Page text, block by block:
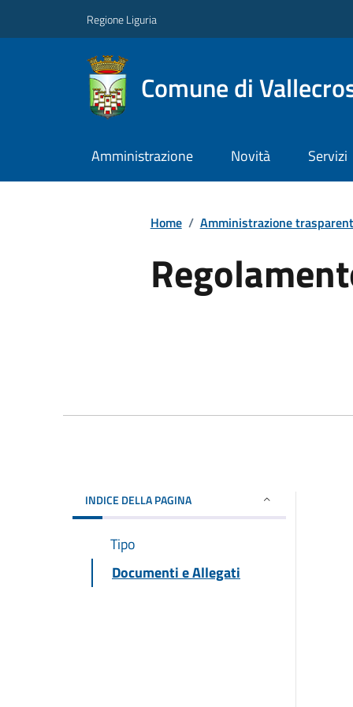
Regione Liguria
Comune di
Amministrazione Novità Servizi
Home / Amministrazione
INDICE DELLA PAGINA
Tipo
Documenti e Allegati